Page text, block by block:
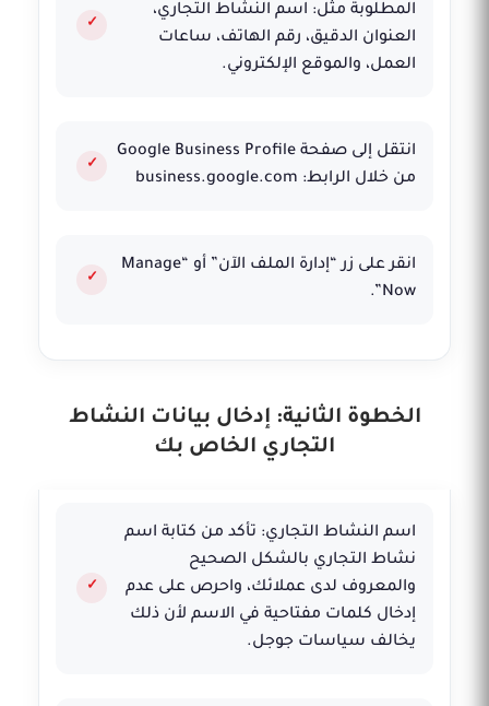
المطلوبة مثل: اسم النشاط التجاري،
العنوان الدقيق، رقم الهاتف، ساعات
العمل، والموقع الإلكتروني.
انتقل إلى صفحة Google Business Profile
من خلال الرابط: business.google.com
انقر على زر “إدارة الملف الآن” أو “Manage
Now”.
الخطوة الثانية: إدخال بيانات النشاط
التجاري الخاص بك
اسم النشاط التجاري: تأكد من كتابة اسم
نشاط التجاري بالشكل الصحيح
والمعروف لدى عملائك، واحرص على عدم
إدخال كلمات مفتاحية في الاسم لأن ذلك
يخالف سياسات جوجل.